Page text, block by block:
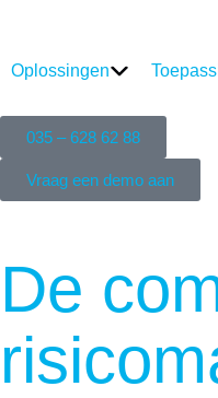
Oplossingen
035 – 628 62 88
Vraag een demo aan
De
risico